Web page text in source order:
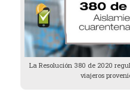
La Resolución 380 de 2020
viajeros